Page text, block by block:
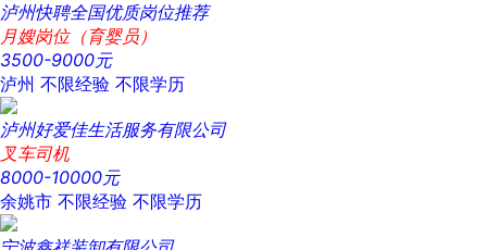
泸州快聘全国优质岗位推荐
月嫂岗位（育婴员）
3500-9000元
泸州 不限经验 不限学历
泸州好爱佳生活服务有限公司
叉车司机
8000-10000元
余姚市 不限经验 不限学历